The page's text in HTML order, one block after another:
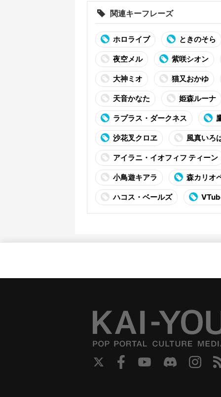
関連キーフレーズ
ホロライブ ときのそら
夜空メル 紫咲シオン
⼤神ミオ 猫⼜おかゆ
天⾳かなた 姫森ルーナ
ラプラス・ダークネス
沙花叉クロヱ ⾵真いろ
アイラニ・イオフィフ ティーン
⼩⿃遊キアラ 森カリオ
ハコス・ベールズ